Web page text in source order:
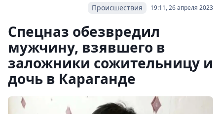
19:11, 26 апреля 2023
Происшествия
Спецназ обезвредил
мужчину, взявшего в
заложники сожительницу и
дочь в Караганде